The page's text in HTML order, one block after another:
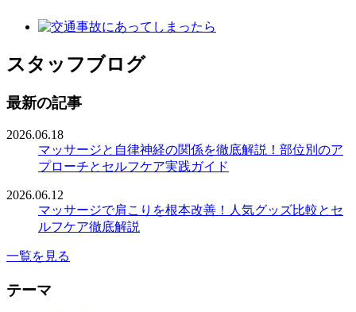
スタッフブログ
最新の記事
2026.06.18
マッサージと自律神経の関係を徹底解説！部位別のア
プローチとセルフケア実践ガイド
2026.06.12
マッサージで肩こりを根本改善！人気グッズ比較とセ
ルフケア徹底解説
一覧を見る
テーマ